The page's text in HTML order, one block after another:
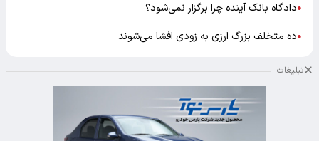
●دادگاه بانک آینده چرا برگزار نمی‌شود؟
●ده متخلف بزرگ ارزی به زودی افشا می‌شوند
تبلیغات